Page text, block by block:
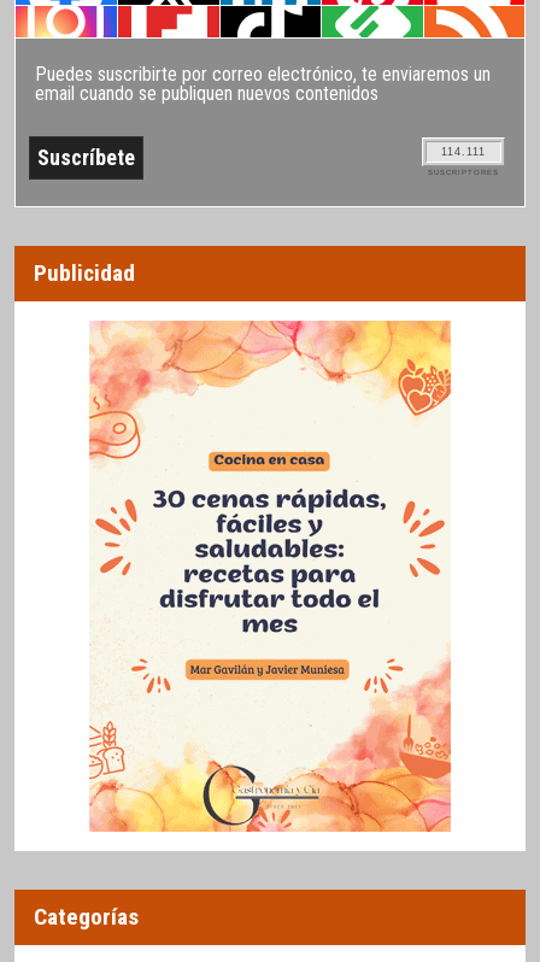
Puedes suscribirte por correo electrónico, te enviaremos un
email cuando se publiquen nuevos contenidos
114.111
SUSCRIPTORES
Publicidad
Categorías